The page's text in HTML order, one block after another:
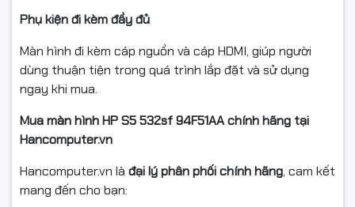
Phụ kiện đi kèm đầy đủ
Màn hình đi kèm cáp nguồn và cáp HDMI, giúp người
dùng thuận tiện trong quá trình lắp đặt và sử dụng
ngay khi mua.
Muamàn hình HP S5 532sf 94F51AAchính hãng tại
Hancomputer.vn
Hancomputer.vn là đại lý phân phối chính hãng, cam kết
mang đến cho bạn: